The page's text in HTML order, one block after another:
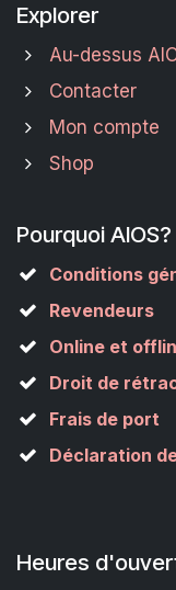
Explorer
Au-dessus
Contacter
Mon compte
Shop
Pourquoi AIOS?
Conditions
Revendeurs
Online et
Droit de
Frais de port
Déclaration
Heures